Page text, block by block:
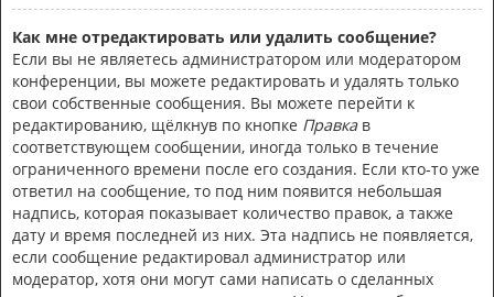
Как мне отредактировать или удалить сообщение?
Если вы не являетесь администратором или модератором
конференции, вы можете редактировать и удалять только
свои собственные сообщения. Вы можете перейти к
редактированию, щёлкнув по кнопке Правкав
соответствующем сообщении, иногда только в течение
ограниченного времени после его создания. Если кто-то уже
ответил на сообщение, то под ним появится небольшая
надпись, которая показывает количество правок, а также
дату и время последней из них. Эта надпись не появляется,
если сообщение редактировал администратор или
модератор, хотя они могут сами написать о сделанных